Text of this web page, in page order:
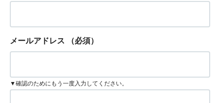
メールアドレス （必須）
▼確認のためにもう一度入力してください。